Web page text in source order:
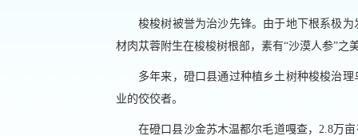
梭梭树被誉为治沙先锋。由于地下根系极
材肉苁蓉附生在梭梭树根部，素有“沙漠人参”
多年来，磴口县通过种植乡土树种梭梭治
业的佼佼者。
在磴口县沙金苏木温都尔毛道嘎查，2.8万